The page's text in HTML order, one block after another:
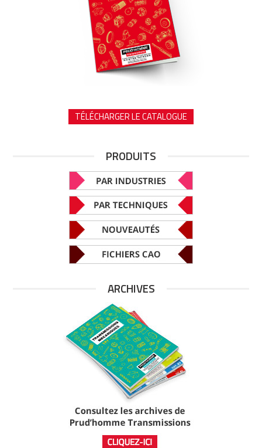
TÉLÉCHARGER LE CATALOGUE
PRODUITS
ARCHIVES